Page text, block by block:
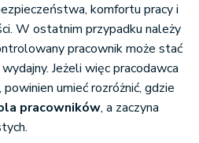
komfortu pracy i
W ostatnim przypadku należy
pracownik może stać
Jeżeli więc pracodawca
umieć rozróżnić, gdzie
pracowników, a zaczyna